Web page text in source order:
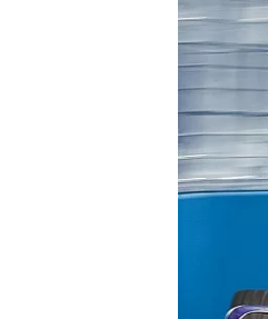
WRC